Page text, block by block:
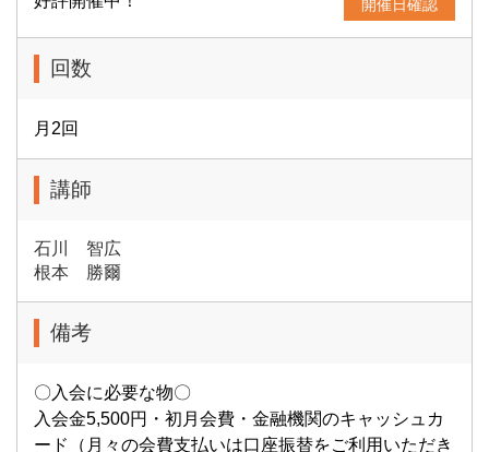
開催日確認
回数
月2回
講師
石川 智広
根本 勝爾
備考
〇入会に必要な物〇
入会金5,500円・初月会費・金融機関のキャッシュカ
ード（月々の会費支払いは口座振替をご利用いただき